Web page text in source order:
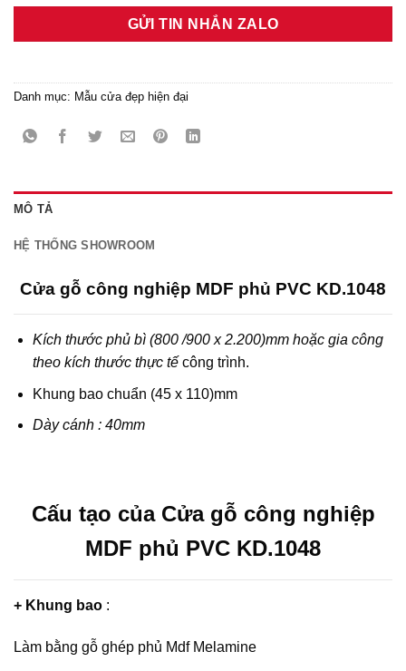
GỬI TIN NHẮN ZALO
Danh mục: Mẫu cửa đẹp hiện đại
MÔ TẢ
HỆ THỐNG SHOWROOM
Cửa gỗ công nghiệp MDF phủ PVC KD.1048
Kích thước phủ bì (800 /900 x 2.200)mm hoặc gia công
theo kích thước thực tế công trình.
Khung bao chuẩn (45 x 110)mm
Dày cánh : 40mm
Cấu tạo của Cửa gỗ công nghiệp
MDF phủ PVC KD.1048
+ Khung bao :
Làm bằng gỗ ghép phủ Mdf Melamine